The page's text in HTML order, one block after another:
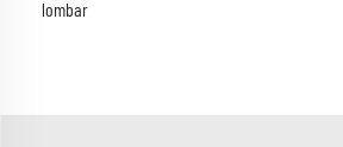
lombar